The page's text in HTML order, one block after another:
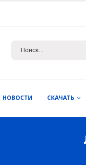
НОВОСТИ СКАЧАТЬ